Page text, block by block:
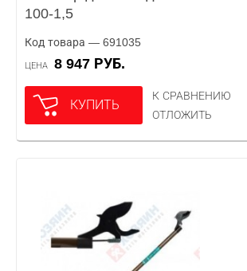
100-1,5
Код товара — 691035
ЦЕНА 8 947 РУБ.
КУПИТЬ
К СРАВНЕНИЮ
ОТЛОЖИТЬ